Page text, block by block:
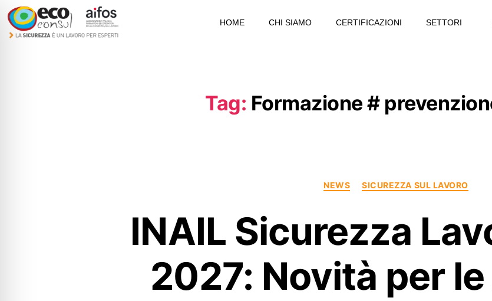
HOME CHI SIAMO CERTIFICAZIONI SETTORI
Tag: Formazione #
NEWS SICUREZZA SUL LAVORO
INAIL Sicurezza
2027: Novità per